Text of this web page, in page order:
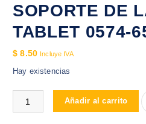
SOPORTE DE
TABLET 0574-
$ 8.50 Incluye IVA
Hay existencias
SOPORTE DE LAPTOP Y
Añadir al carrito